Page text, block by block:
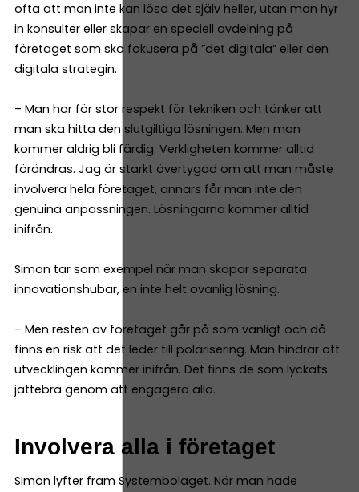
ofta att man inte kan lösa det själv heller, utan man hyr
in konsulter eller skapar en speciell avdelning på
företaget som ska fokusera på ”det digitala” eller den
digitala strategin.
– Man har för stor respekt för tekniken och tänker att
man ska hitta den slutgiltiga lösningen. Men man
kommer aldrig bli färdig. Verkligheten kommer alltid
förändras. Jag är starkt övertygad om att man måste
involvera hela företaget, annars får man inte den
genuina anpassningen. Lösningarna kommer alltid
inifrån.
Simon tar som exempel när man skapar separata
innovationshubar, en inte helt ovanlig lösning.
– Men resten av företaget går på som vanligt och då
finns en risk att det leder till polarisering. Man hindrar att
utvecklingen kommer inifrån. Det finns de som lyckats
jättebra genom att engagera alla.
Involvera alla i företaget
Simon lyfter fram Systembolaget. När man hade